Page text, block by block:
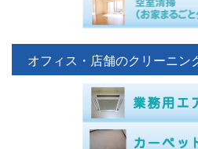
オフィス・店舗のクリーニン